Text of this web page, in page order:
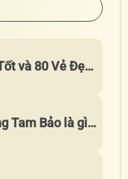
và 80 Vẻ Đẹp
Tam Bảo là gì?